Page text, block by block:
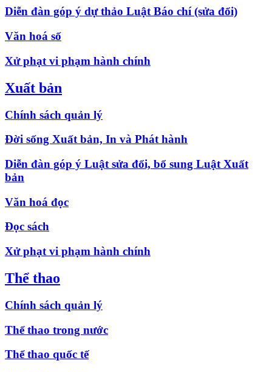
Diễn đàn góp ý dự thảo Luật Báo chí (sửa đổi)
Văn hoá số
Xử phạt vi phạm hành chính
Xuất bản
Chính sách quản lý
Đời sống Xuất bản, In và Phát hành
Diễn đàn góp ý Luật sửa đổi, bổ sung Luật Xuất
bản
Văn hoá đọc
Đọc sách
Xử phạt vi phạm hành chính
Thể thao
Chính sách quản lý
Thể thao trong nước
Thể thao quốc tế